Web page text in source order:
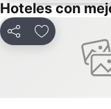
Hoteles con
CompartirAgregar a